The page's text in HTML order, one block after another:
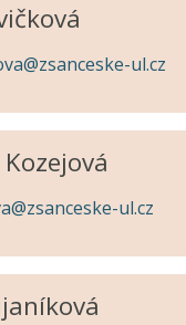
ul.cz
ul.cz